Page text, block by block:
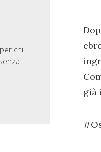
già
chi